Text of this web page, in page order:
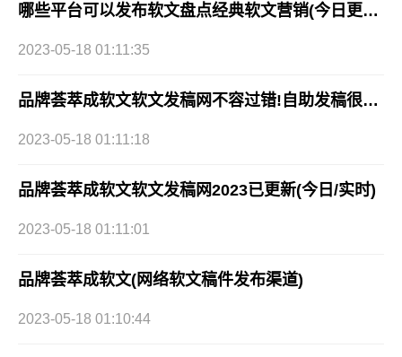
哪些平台可以发布软文盘点经典软文营销(今日更新中)
2023-05-18 01:11:35
品牌荟萃成软文软文发稿网不容过错!自助发稿很简单
2023-05-18 01:11:18
品牌荟萃成软文软文发稿网2023已更新(今日/实时)
2023-05-18 01:11:01
品牌荟萃成软文(网络软文稿件发布渠道)
2023-05-18 01:10:44